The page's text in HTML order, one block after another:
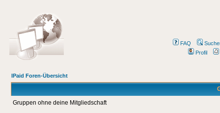
FAQ
Profil
IPaid Foren-Übersicht
Gruppen ohne deine Mitgliedschaft